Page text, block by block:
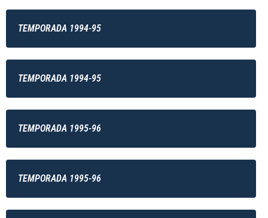
TEMPORADA 1994-95
TEMPORADA 1994-95
TEMPORADA 1995-96
TEMPORADA 1995-96